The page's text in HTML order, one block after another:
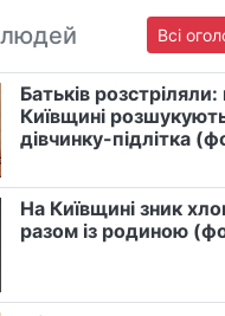
Всі
Батьків розстріляли:
Київщині
дівчинку-підлітка
На Київщині зник
разом із родиною